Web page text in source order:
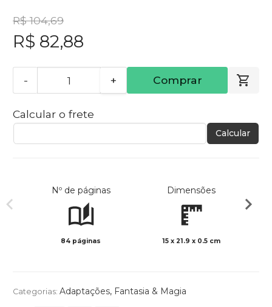
R$ 104,69
R$ 82,88
- + Comprar
Calcular o frete
Calcular
Nº de páginas
84 páginas
Dimensões
15 x 21.9 x 0.5 cm
Categorias: Adaptações, Fantasia & Magia